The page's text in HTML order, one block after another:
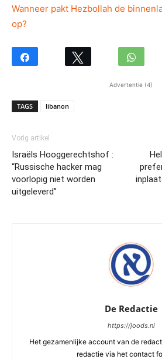
Wanneer pakt Hezbollah de
op?
Advertentie (4)
TAGS libanon
Vorig artikel
Israëls Hooggerechtshof :
“Russische hacker mag
voorlopig niet worden
uitgeleverd”
De Redactie
https://joods.nl
Het gezamenlijke account van de
redactie via het contact